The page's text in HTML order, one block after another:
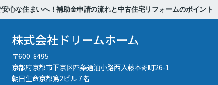
心な住まいへ！補助金申請の流れと中古住宅リフォームのポイント
株式会社ドリームホーム
〒600-8495
京都府京都市下京区四条通油小路西入藤本寄町26-1
朝日生命京都第2ビル 7階